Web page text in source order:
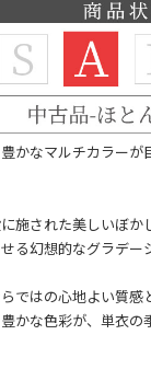
かなマルチカラーが
施された美しいぼか
る幻想的なグラデー
ではの心地よい質感
かな色彩が、単衣